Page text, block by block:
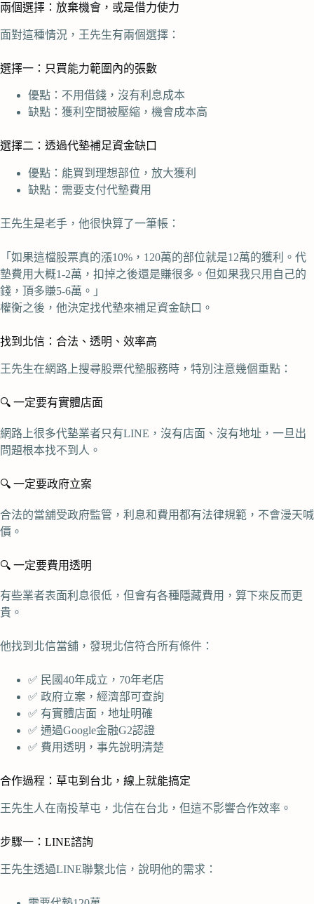
兩個選擇：放棄機會，或是借力使力
面對這種情況，王先生有兩個選擇：
選擇一：只買能力範圍內的張數
優點：不用借錢，沒有利息成本
缺點：獲利空間被壓縮，機會成本高
選擇二：透過代墊補足資金缺口
優點：能買到理想部位，放大獲利
缺點：需要支付代墊費用
王先生是老手，他很快算了一筆帳：
「如果這檔股票真的漲10%，120萬的部位就是12萬的獲利。代
墊費用大概1-2萬，扣掉之後還是賺很多。但如果我只用自己的
錢，頂多賺5-6萬。」
權衡之後，他決定找代墊來補足資金缺口。
找到北信：合法、透明、效率高
王先生在網路上搜尋股票代墊服務時，特別注意幾個重點：
🔍 一定要有實體店面
網路上很多代墊業者只有LINE，沒有店面、沒有地址，一旦出
問題根本找不到人。
🔍 一定要政府立案
合法的當舖受政府監管，利息和費用都有法律規範，不會漫天喊
價。
🔍 一定要費用透明
有些業者表面利息很低，但會有各種隱藏費用，算下來反而更
貴。
他找到北信當舖，發現北信符合所有條件：
✅ 民國40年成立，70年老店
✅ 政府立案，經濟部可查詢
✅ 有實體店面，地址明確
✅ 通過Google金融G2認證
✅ 費用透明，事先說明清楚
合作過程：草屯到台北，線上就能搞定
王先生人在南投草屯，北信在台北，但這不影響合作效率。
步驟一：LINE諮詢
王先生透過LINE聯繫北信，說明他的需求：